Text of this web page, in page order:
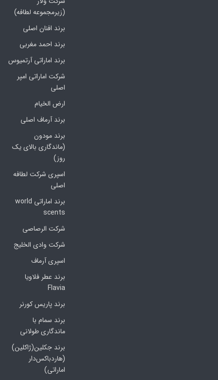
(زیرمجموعه لطافه)
برند افنان اصلی
برند احمد مغربی
برند اماراتی آرتمیوس
شرکت اماراتی امپر
اصلی
ارض الخیام
برند آرماف اصلی
برند مودون
(ماندگاری بالای یک
روز)
اسپری شرکت لطافه
اصلی
برند اماراتی world
scents
شرکت الرصاصی
شرکت وادی الخلیج
اسپری آرماف
برند عطر فلاویا
Flavia
برند پاریس کورنر
برند سمام با
ماندگاری طولانی
برند جکلین(ژاکلین)
(هاردباکس‌دار
اماراتی)